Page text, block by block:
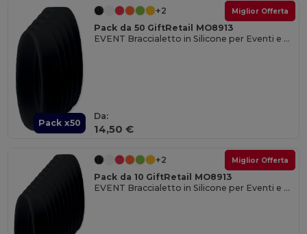
Pack x50
Miglior Offerta
+2
Pack da 50 GiftRetail MO8913
EVENT Braccialetto in Silicone per Eventi e Feste
Da:
14,50 €
Miglior Offerta
+2
Pack da 10 GiftRetail MO8913
EVENT Braccialetto in Silicone per Eventi e Feste